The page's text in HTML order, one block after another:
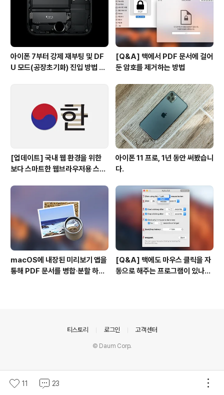
아이폰 7부터 강제 재부팅 및 DF
U 모드(공장초기화) 진입 방법 변
[Q&A] 맥에서 PDF 문서에 걸어
둔 암호를 제거하는 방법
[업데이트] 국내 웹 환경을 위한
보다 스마트한 웹브라우저용 스타
아이폰 11 프로, 1년 동안 써봤습니
다.
macOS에 내장된 미리보기 앱을
통해 PDF 문서를 병합∙분할 하는
[Q&A] 맥에도 마우스 클릭을 자
동으로 해주는 프로그램이 있나
11 23
티스토리 로그인 고객센터
© Daum Corp.